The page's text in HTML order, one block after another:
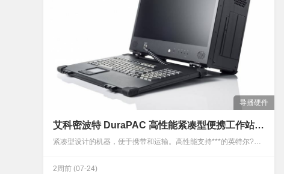
导播硬件
艾科密波特 DuraPAC 高性能紧凑型便携工作站 加固电脑便携服务器
紧凑型设计的机器，便于携带和运输。高性能支持***的英特尔??核心i7Xeon处理器和一个强大的显卡；全高清backlite液晶显示屏其配置可实现一系列所需的应用，如：数字取证、网络分析。DuraPAC 高性能紧凑型便携工作站 加固电脑便携服务器将高配置的图形卡和***的英特尔i7处理器结合起来，达到***的速度和性能；4个全长扩充插槽，使得机器配置能够满足你的特定应用；支持最多16TB的HDD存储或12TB的SSD存储；产品名称DuraPAC X200 (Xeon Server)DuraPAC S200 (Core i7)DuraPAC S200P (Core i7 - 4 PCI)显示17…
2周前 (07-24)